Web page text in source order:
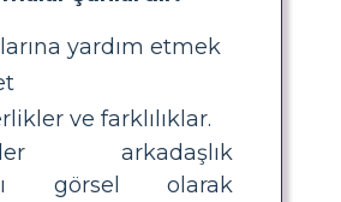
yardım etmek
ve farklılıklar.
arkadaşlık
görsel olarak